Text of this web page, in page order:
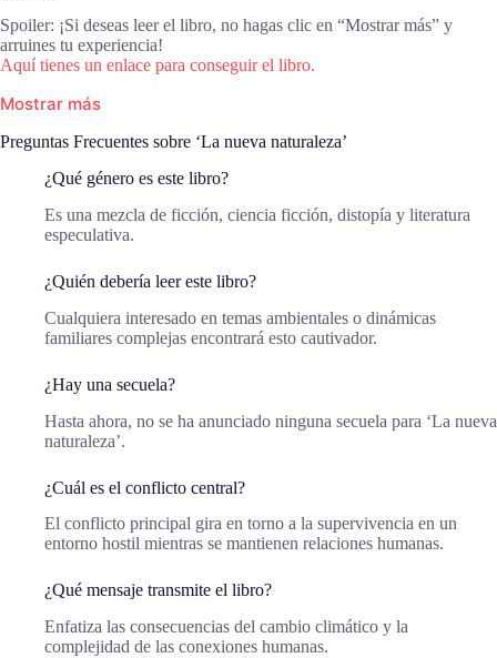
Spoiler: ¡Si deseas leer el libro, no hagas clic en “Mostrar más” y
arruines tu experiencia!
Aquí tienes un enlace para conseguir el libro.
Mostrar más
Preguntas Frecuentes sobre ‘La nueva naturaleza’
¿Qué género es este libro?
Es una mezcla de ficción, ciencia ficción, distopía y literatura
especulativa.
¿Quién debería leer este libro?
Cualquiera interesado en temas ambientales o dinámicas
familiares complejas encontrará esto cautivador.
¿Hay una secuela?
Hasta ahora, no se ha anunciado ninguna secuela para ‘La nueva
naturaleza’.
¿Cuál es el conflicto central?
El conflicto principal gira en torno a la supervivencia en un
entorno hostil mientras se mantienen relaciones humanas.
¿Qué mensaje transmite el libro?
Enfatiza las consecuencias del cambio climático y la
complejidad de las conexiones humanas.